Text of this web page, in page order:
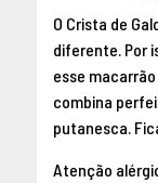
O Crista de
diferente. Por
esse
combina
putanesca.
Atenção